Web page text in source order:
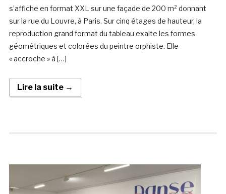
s’affiche en format XXL sur une façade de 200 m² donnant
sur la rue du Louvre, à Paris. Sur cinq étages de hauteur, la
reproduction grand format du tableau exalte les formes
géométriques et colorées du peintre orphiste. Elle
« accroche » à […]
Lire la suite →